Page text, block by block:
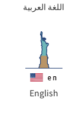
اللغة العربية
English